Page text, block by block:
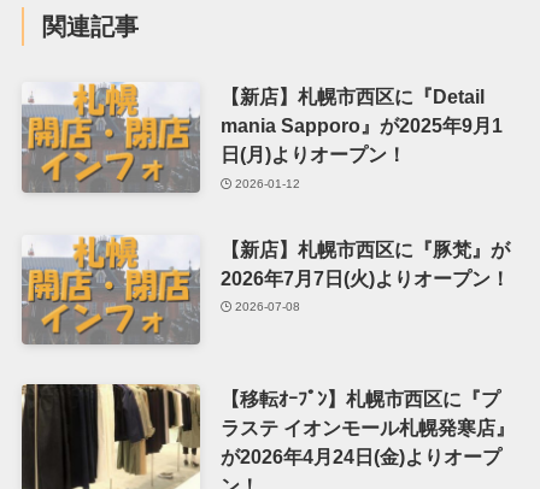
関連記事
【新店】札幌市西区に『Detail
mania Sapporo』が2025年9月1
日(月)よりオープン！
2026-01-12
【新店】札幌市西区に『豚梵』が
2026年7月7日(火)よりオープン！
2026-07-08
【移転ｵｰﾌﾟﾝ】札幌市西区に『プ
ラステ イオンモール札幌発寒店』
が2026年4月24日(金)よりオープ